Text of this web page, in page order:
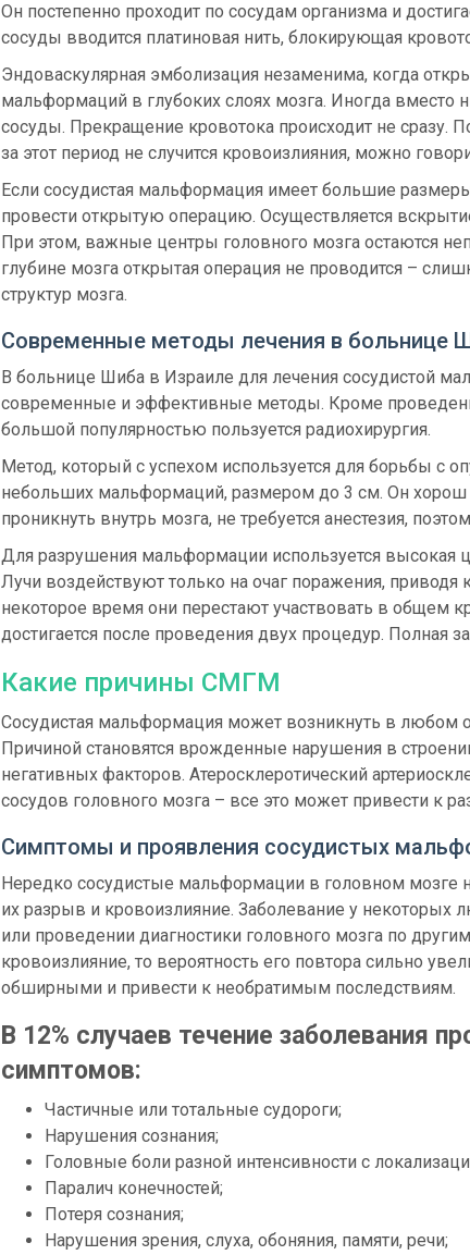
Он постепенно проходит по сосудам организма и
сосуды вводится платиновая нить, блокирующая
Эндоваскулярная эмболизация незаменима, когда
мальформаций в глубоких слоях мозга. Иногда вместо
сосуды. Прекращение кровотока происходит не сразу.
за этот период не случится кровоизлияния, можно
Если сосудистая мальформация имеет большие
провести открытую операцию. Осуществляется
При этом, важные центры головного мозга остаются
глубине мозга открытая операция не проводится –
структур мозга.
Современные методы лечения в больнице
В больнице Шиба в Израиле для лечения сосудистой
современные и эффективные методы. Кроме
большой популярностью пользуется радиохирургия.
Метод, который с успехом используется для борьбы с
небольших мальформаций, размером до 3 см. Он хорош
проникнуть внутрь мозга, не требуется анестезия,
Для разрушения мальформации используется высокая
Лучи воздействуют только на очаг поражения,
некоторое время они перестают участвовать в общем
достигается после проведения двух процедур. Полная
Какие причины СМГМ
Сосудистая мальформация может возникнуть в любом
Причиной становятся врожденные нарушения в
негативных факторов. Атеросклеротический
сосудов головного мозга – все это может привести к
Симптомы и проявления сосудистых
Нередко сосудистые мальформации в головном мозге
их разрыв и кровоизлияние. Заболевание у
или проведении диагностики головного мозга по
кровоизлияние, то вероятность его повтора сильно
обширными и привести к необратимым последствиям.
В 12% случаев течение заболевания
симптомов:
Частичные или тотальные судороги;
Нарушения сознания;
Головные боли разной интенсивности с
Паралич конечностей;
Потеря сознания;
Нарушения зрения, слуха, обоняния, памяти, речи;